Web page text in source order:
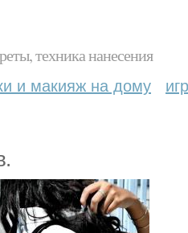
техника нанесения
и макияж на дому